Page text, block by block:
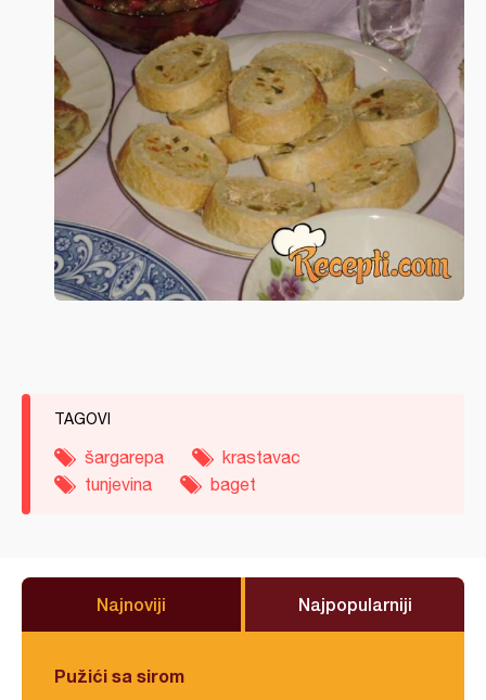
TAGOVI
šargarepa
krastavac
tunjevina
baget
Najnoviji Najpopularniji
Pužići sa sirom